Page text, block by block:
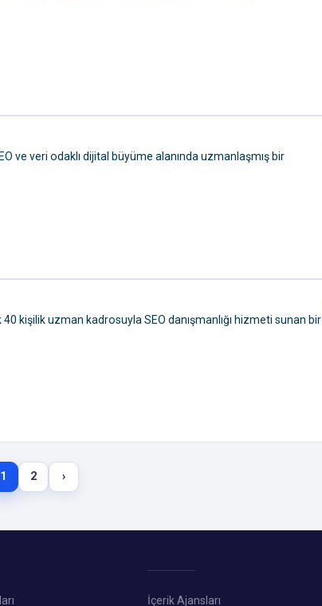
ve veri odaklı dijital büyüme alanında uzmanlaşmış bir
kişilik uzman kadrosuyla SEO danışmanlığı hizmeti sunan bir
1 2 ›
İçerik Ajansları